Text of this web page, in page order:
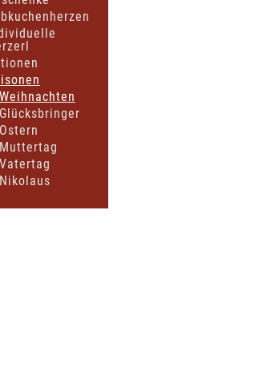
Weihnachten
Glücksbringer
Ostern
Muttertag
Vatertag
Nikolaus